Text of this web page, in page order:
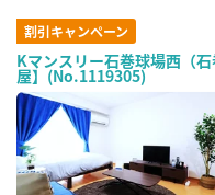
割引キャンペーン
Kマンスリー石巻球場西（
屋】(No.1119305)